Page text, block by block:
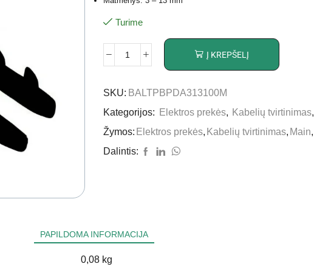
Turime
Į KREPŠELĮ
SKU: BALTPBPDA313100M
Kategorijos:
Elektros prekės, Kabelių tvirtinimas,
Žymos: Elektros prekės, Kabelių tvirtinimas, Main,
Dalintis:
PAPILDOMA INFORMACIJA
0,08 kg